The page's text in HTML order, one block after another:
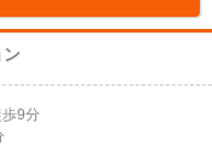
歩9分